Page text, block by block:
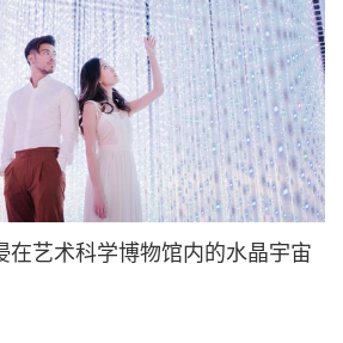
在艺术科学博物馆内的水晶宇宙